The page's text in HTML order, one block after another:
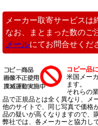
メーカー取寄サービスは
なお、まとまった数のご
メールにてお問合せくだ
コピー品
米国メー
ます。
それらの
品で正規品とは全く異なり、メ
他のサイトで、同じ写真で価格
品の疑いが高くなりますので、
弊社では、各メーカーと協力し